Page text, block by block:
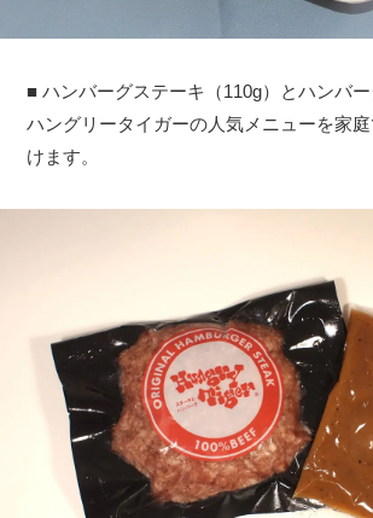
■ ハンバーグステーキ（110g）とハンバ
ハングリータイガーの人気メニューを家
けます。